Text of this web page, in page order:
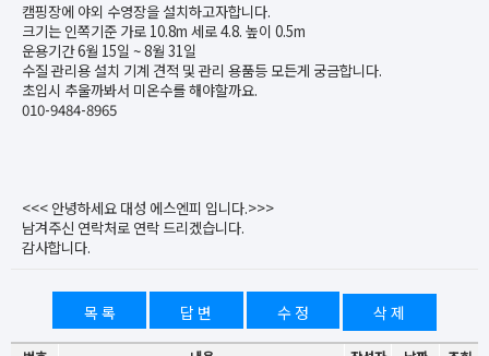
캠핑장에 야외 수영장을 설치하고자합니다.
크기는 인쪽기준 가로 10.8m 세로 4.8. 높이 0.5m
운용기간 6월 15일 ~ 8월 31일
수질 관리용 설치 기계 견적 및 관리 용품등 모든게 궁금합니다.
초입시 추울까봐서 미온수를 해야할까요.
010-9484-8965
<<< 안녕하세요 대성 에스엔피 입니다.>>>
남겨주신 연락처로 연락 드리겠습니다.
감사합니다.
목 록 답 변 수 정 삭 제